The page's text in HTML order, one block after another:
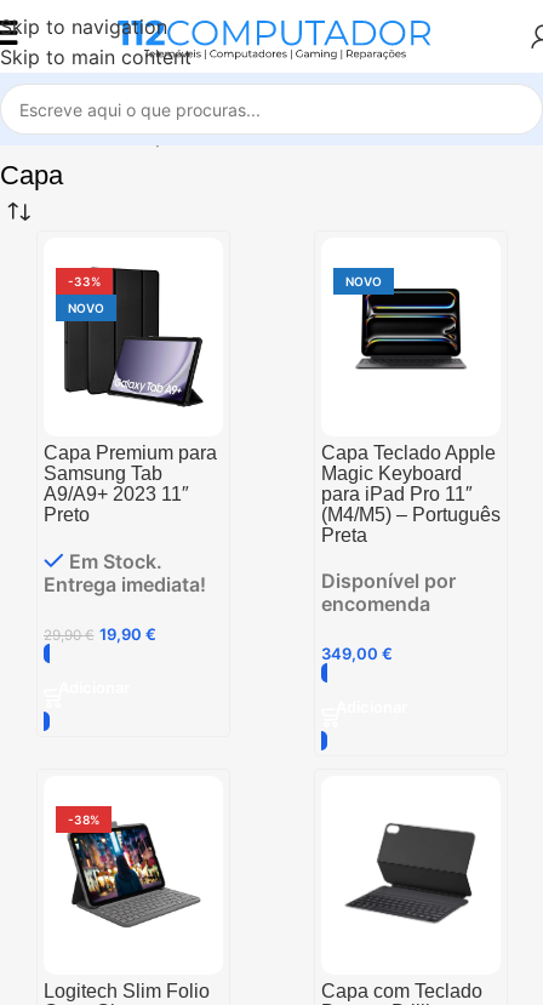
Skip to navigation
Skip to main content
Início Tablets Capa
Capa
-33%
NOVO
Capa Premium para
Samsung Tab
A9/A9+ 2023 11″
Preto
Em Stock.
Entrega imediata!
29,90€ 19,90 €
NOVO
Capa Teclado Apple
Magic Keyboard
para iPad Pro 11″
(M4/M5) – Português
Preta
Disponível por
encomenda
349,00 €
-38%
Logitech Slim Folio
Capa com Teclado